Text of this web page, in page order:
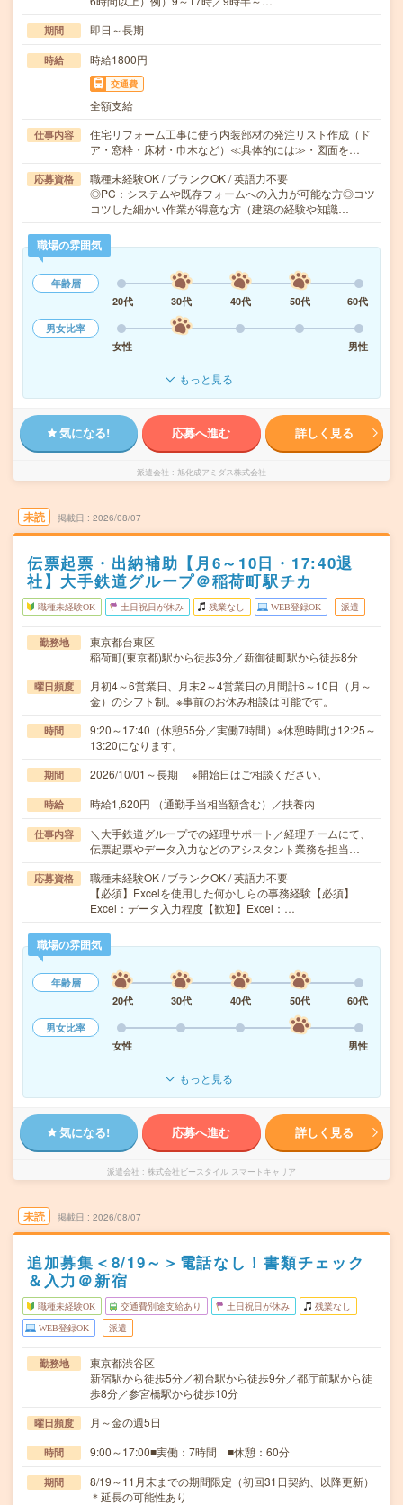
期間 即日～長期
時給 時給1800円
交通費
全額支給
仕事内容
住宅リフォーム工事に使う内装部材の発注リスト作成（ド
ア・窓枠・床材・巾木など）≪具体的には≫・図面を…
応募資格
職種未経験OK / ブランクOK / 英語力不要
◎PC：システムや既存フォームへの入力が可能な方◎コツ
コツした細かい作業が得意な方（建築の経験や知識…
職場の雰囲気
年齢層
20代
30代 40代 50代
60代
男女比率
女性
男性
もっと見る
気になる! 応募へ進む 詳しく見る
派遣会社 旭化成アミダス株式会社
未読 掲載日 2026/08/07
伝票起票・出納補助【月6～10日・17:40退
社】大手鉄道グループ＠稲荷町駅チカ
職種未経験OK 土日祝日が休み 残業なし WEB登録OK 派遣
勤務地
東京都台東区
稲荷町(東京都)駅から徒歩3分／新御徒町駅から徒歩8分
曜日頻度
月初4～6営業日、月末2～4営業日の月間計6～10日（月～
金）のシフト制。※事前のお休み相談は可能です。
時間
9:20～17:40（休憩55分／実働7時間）※休憩時間は12:25～
13:20になります。
期間 2026/10/01～長期 ※開始日はご相談ください。
時給 時給1,620円 （通勤手当相当額含む）／扶養内
仕事内容
＼大手鉄道グループでの経理サポート／経理チームにて、
伝票起票やデータ入力などのアシスタント業務を担当…
応募資格
職種未経験OK / ブランクOK / 英語力不要
【必須】Excelを使用した何かしらの事務経験【必須】
Excel：データ入力程度【歓迎】Excel：…
職場の雰囲気
年齢層
20代
30代 40代 50代
60代
男女比率
女性
男性
もっと見る
気になる! 応募へ進む 詳しく見る
派遣会社 株式会社ビースタイル スマートキャリア
未読 掲載日 2026/08/07
追加募集＜8/19～＞電話なし！書類チェック
＆入力＠新宿
職種未経験OK 交通費別途支給あり 土日祝日が休み 残業なし
WEB登録OK 派遣
勤務地
東京都渋谷区
新宿駅から徒歩5分／初台駅から徒歩9分／都庁前駅から徒
歩8分／参宮橋駅から徒歩10分
曜日頻度 月～金の週5日
時間 9:00～17:00■実働：7時間 ■休憩：60分
期間
8/19～11月末までの期間限定（初回31日契約、以降更新）
＊延長の可能性あり